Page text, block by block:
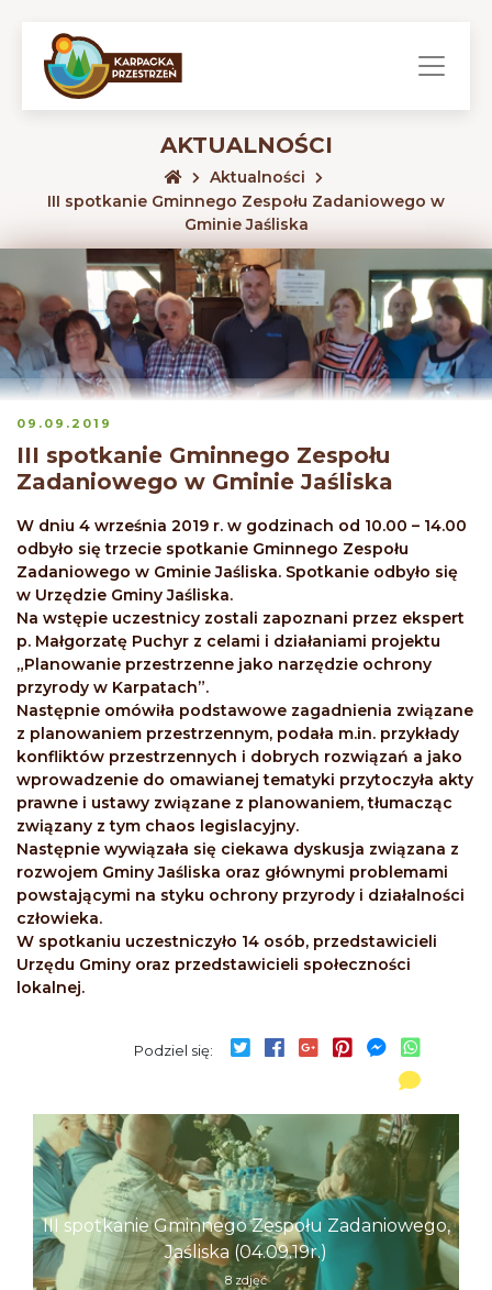
AKTUALNOŚCI
Aktualności
III spotkanie Gminnego Zespołu Zadaniowego w
Gminie Jaśliska
09.09.2019
III spotkanie Gminnego Zespołu
Zadaniowego w Gminie Jaśliska
W dniu 4 września 2019 r. w godzinach od 10.00 – 14.00
odbyło się trzecie spotkanie Gminnego Zespołu
Zadaniowego w Gminie Jaśliska. Spotkanie odbyło się
w Urzędzie Gminy Jaśliska.
Na wstępie uczestnicy zostali zapoznani przez ekspert
p. Małgorzatę Puchyr z celami i działaniami projektu
„Planowanie przestrzenne jako narzędzie ochrony
przyrody w Karpatach”.
Następnie omówiła podstawowe zagadnienia związane
z planowaniem przestrzennym, podała m.in. przykłady
konfliktów przestrzennych i dobrych rozwiązań a jako
wprowadzenie do omawianej tematyki przytoczyła akty
prawne i ustawy związane z planowaniem, tłumacząc
związany z tym chaos legislacyjny.
Następnie wywiązała się ciekawa dyskusja związana z
rozwojem Gminy Jaśliska oraz głównymi problemami
powstającymi na styku ochrony przyrody i działalności
człowieka.
W spotkaniu uczestniczyło 14 osób, przedstawicieli
Urzędu Gminy oraz przedstawicieli społeczności
lokalnej.
Podziel się:
III spotkanie Gminnego Zespołu Zadaniowego,
Jaśliska (04.09.19r.)
8 zdjęć